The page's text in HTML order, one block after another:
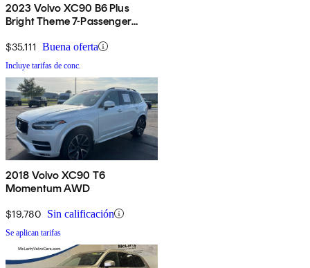
2023 Volvo XC90 B6 Plus
Bright Theme 7-Passenger
$35,111 Buena oferta
Incluye tarifas de conc.
2018 Volvo XC90 T6
Momentum AWD
$19,780 Sin calificación
Se aplican tarifas